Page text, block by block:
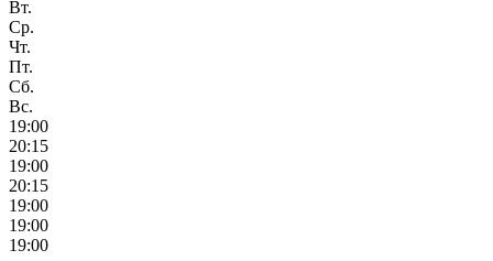
Вт.
Ср.
Чт.
Пт.
Сб.
Вс.
19:00
20:15
19:00
20:15
19:00
19:00
19:00